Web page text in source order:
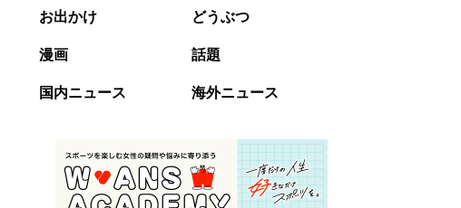
お出かけ どうぶつ
漫画 話題
国内ニュース 海外ニュース